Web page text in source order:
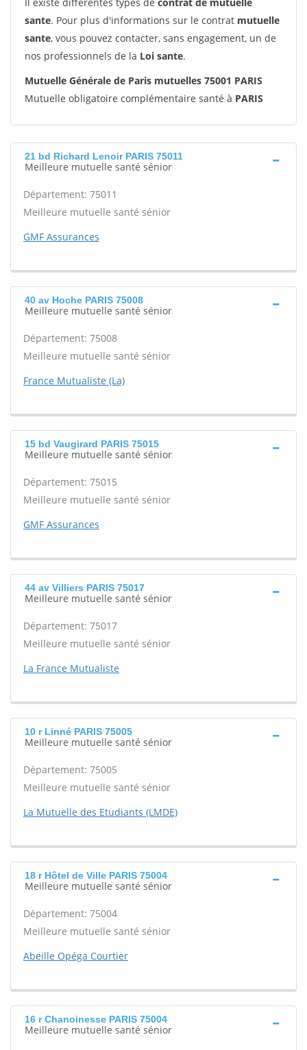
sante. Pour plus d'informations sur le contrat mutuelle
sante, vous pouvez contacter, sans engagement, un de
nos professionnels de la Loi sante.
Mutuelle Générale de Paris mutuelles 75001 PARIS
Mutuelle obligatoire complémentaire santé à PARIS
21 bd Richard Lenoir PARIS 75011
Meilleure mutuelle santé sénior
Département: 75011
Meilleure mutuelle santé sénior
GMF Assurances
40 av Hoche PARIS 75008
Meilleure mutuelle santé sénior
Département: 75008
Meilleure mutuelle santé sénior
France Mutualiste (La)
15 bd Vaugirard PARIS 75015
Meilleure mutuelle santé sénior
Département: 75015
Meilleure mutuelle santé sénior
GMF Assurances
44 av Villiers PARIS 75017
Meilleure mutuelle santé sénior
Département: 75017
Meilleure mutuelle santé sénior
La France Mutualiste
10 r Linné PARIS 75005
Meilleure mutuelle santé sénior
Département: 75005
Meilleure mutuelle santé sénior
La Mutuelle des Etudiants (LMDE)
18 r Hôtel de Ville PARIS 75004
Meilleure mutuelle santé sénior
Département: 75004
Meilleure mutuelle santé sénior
Abeille Opéga Courtier
16 r Chanoinesse PARIS 75004
Meilleure mutuelle santé sénior